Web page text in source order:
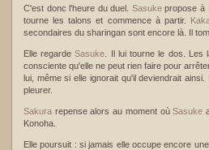
C'est donc l'heure du duel. Sasukepropose à
tourne les talons et commence à partir.
secondaires du sharingan sont encore là. Il
Elle regardeSasuke . Il lui tourne le dos.
consciente qu'elle ne peut rien faire pour
lui, même si elle ignorait qu'il deviendrait
pleurer.
Sakura repense alors au moment oùSasuke
Konoha.
Elle poursuit : si jamais elle occupe encore